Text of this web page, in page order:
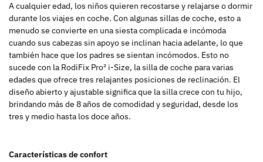
A cualquier edad, los niños quieren recostarse y relajarse o dormir
durante los viajes en coche. Con algunas sillas de coche, esto a
menudo se convierte en una siesta complicada e incómoda
cuando sus cabezas sin apoyo se inclinan hacia adelante, lo que
también hace que los padres se sientan incómodos. Esto no
sucede con la RodiFix Pro² i-Size, la silla de coche para varias
edades que ofrece tres relajantes posiciones de reclinación. El
diseño abierto y ajustable significa que la silla crece con tu hijo,
brindando más de 8 años de comodidad y seguridad, desde los
tres y medio hasta los doce años.
Características de confort